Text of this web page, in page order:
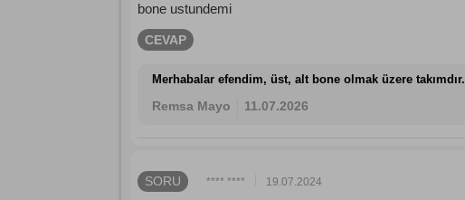
bone ustundemi
CEVAP
Merhabalar efendim, üst, alt bone olmak üzere takımdır.
Remsa Mayo 11.07.2026
SORU **** **** 19.07.2024